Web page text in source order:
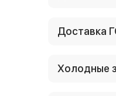
Доставка
Холодные